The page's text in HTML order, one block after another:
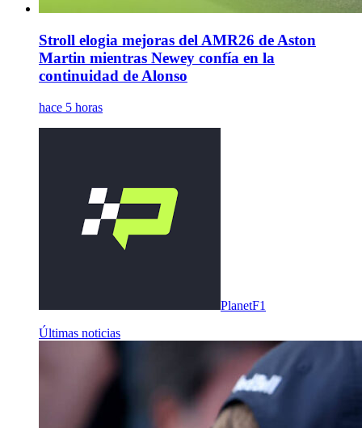
Stroll elogia mejoras del AMR26 de Aston
Martin mientras Newey confía en la
continuidad de Alonso
hace 5 horas
PlanetF1
Últimas noticias